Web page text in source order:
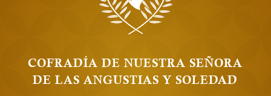
COFRADÍA DE NUESTRA SEÑORA
DE LAS ANGUSTIAS Y SOLEDAD